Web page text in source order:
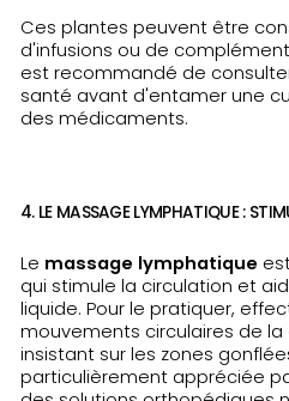
Ces plantes peuvent être
d'infusions ou de
est recommandé de
santé avant d'entamer une
des médicaments.
4. LE MASSAGE LYMPHATIQUE :
Le massage lymphatique
qui stimule la circulation et
liquide. Pour le pratiquer,
mouvements circulaires de la
insistant sur les zones
particulièrement appréciée